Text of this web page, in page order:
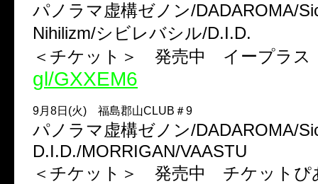
パノラマ虚構ゼノン/DADAROMA/
Nihilizm/シビレバシル/D.I.D.
＜チケット＞ 発売中 イープラ
gl/GXXEM6
9月8日(火) 福島郡山CLUB＃9
パノラマ虚構ゼノン/DADAROMA/
D.I.D./MORRIGAN/VAASTU
＜チケット＞ 発売中 チケット